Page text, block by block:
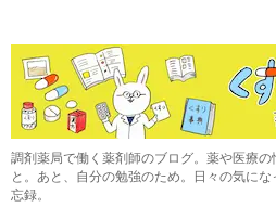
調剤薬局で働く薬剤師のブログ。薬や医療
と。あと、自分の勉強のため。日々の気に
忘録。